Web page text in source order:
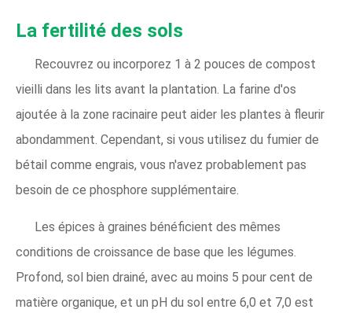
La fertilité des sols
Recouvrez ou incorporez 1 à 2 pouces de compost
vieilli dans les lits avant la plantation. La farine d'os
ajoutée à la zone racinaire peut aider les plantes à fleurir
abondamment. Cependant, si vous utilisez du fumier de
bétail comme engrais, vous n'avez probablement pas
besoin de ce phosphore supplémentaire.
Les épices à graines bénéficient des mêmes
conditions de croissance de base que les légumes.
Profond, sol bien drainé, avec au moins 5 pour cent de
matière organique, et un pH du sol entre 6,0 et 7,0 est